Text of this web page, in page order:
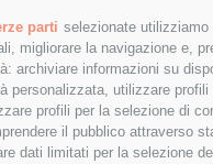
parti selezionate
migliorare la navigazione e,
archiviare informazioni su
personalizzata, utilizzare
profili per la selezione di
il pubblico attraverso
dati limitati per la selezione
le posizioni più remunerate